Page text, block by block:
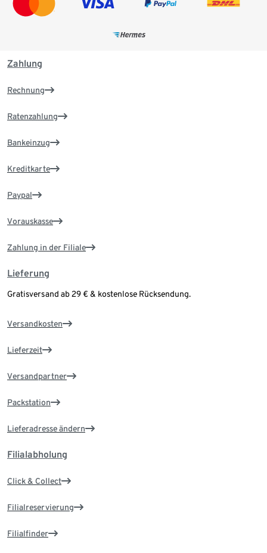
Zahlung
Rechnung
Ratenzahlung
Bankeinzug
Kreditkarte
Paypal
Vorauskasse
Zahlung in der Filiale
Lieferung
Gratisversand ab 29 € & kostenlose Rücksendung.
Versandkosten
Lieferzeit
Versandpartner
Packstation
Lieferadresse ändern
Filialabholung
Click & Collect
Filialreservierung
Filialfinder